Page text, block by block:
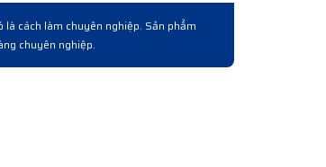
Có người quen giới thiêụ và làm việc qua lấy lô hàng. Về
hoá, giá cả và cách phục vụ khách hàng bài bản chuyên